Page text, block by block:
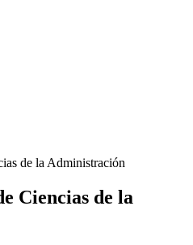
Ciencias de la